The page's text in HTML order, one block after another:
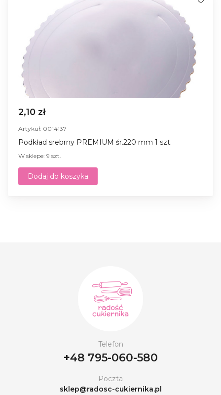
2,10 zł
Artykuł: 0014137
Podkład srebrny PREMIUM śr.220 mm 1 szt.
W sklepe: 9 szt.
Dodaj do koszyka
Telefon
+48 795-060-580
Poczta
sklep@radosc-cukiernika.pl